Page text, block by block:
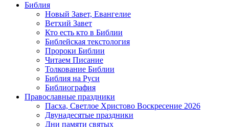
Библия
Новый Завет, Евангелие
Ветхий Завет
Кто есть кто в Библии
Библейская текстология
Пророки Библии
Читаем Писание
Толкование Библии
Библия на Руси
Библиография
Православные праздники
Пасха, Светлое Христово Воскресение 2026
Двунадесятые праздники
Дни памяти святых